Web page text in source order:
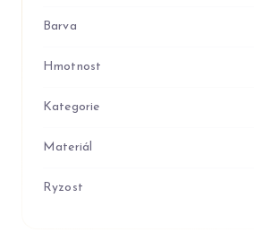
Barva
Hmotnost
Kategorie
Materiál
Ryzost